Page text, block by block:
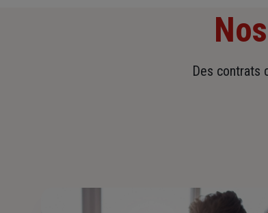
Des contrats